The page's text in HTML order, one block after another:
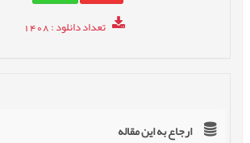
تعداد دانلود: 1408
ارجاع به این مقاله